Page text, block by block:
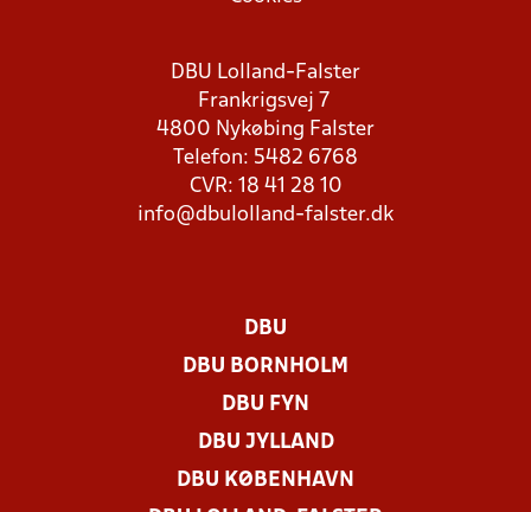
DBU Lolland-Falster
Frankrigsvej 7
4800 Nykøbing Falster
Telefon: 5482 6768
CVR: 18 41 28 10
info@dbulolland-falster.dk
DBU
DBU BORNHOLM
DBU FYN
DBU JYLLAND
DBU KØBENHAVN